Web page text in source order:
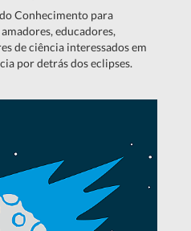
Conhecimento para
educadores,
de ciência interessados em
por detrás dos eclipses.